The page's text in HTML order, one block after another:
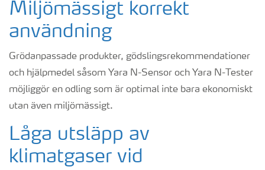
Miljömässigt korrekt
användning
Grödanpassade produkter, gödslingsrekommendationer
och hjälpmedel såsom Yara N-Sensor och Yara N-Tester
möjliggör en odling som är optimal inte bara ekonomiskt
utan även miljömässigt.
Låga utsläpp av
klimatgaser vid